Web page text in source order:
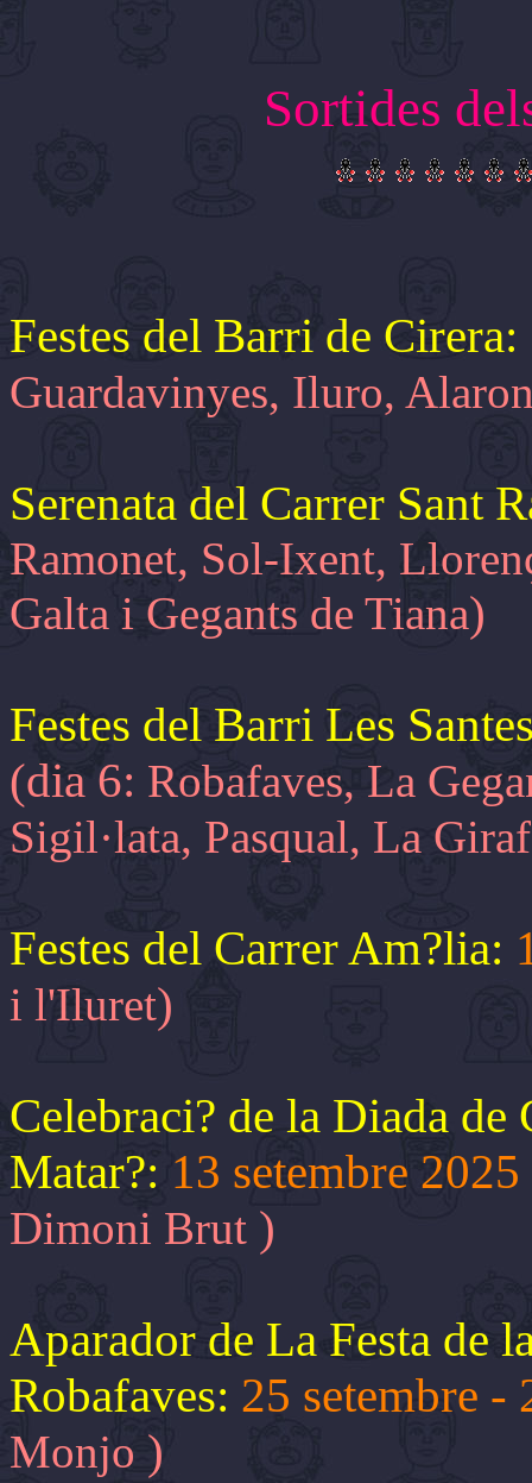
Sortides
Festes del Barri de Cirera:
Guardavinyes, Iluro,
Serenata del Carrer Sant
Ramonet, Sol-Ixent,
Galta i Gegants de Tiana)
Festes del Barri Les
(dia 6: Robafaves, La
Sigil·lata, Pasqual, La
Festes del Carrer Am?lia:
i l'Iluret)
Celebraci? de la Diada
Matar?: 13 setembre 2025
Dimoni Brut )
Aparador de La Festa de
Robafaves: 25 setembre
Monjo )